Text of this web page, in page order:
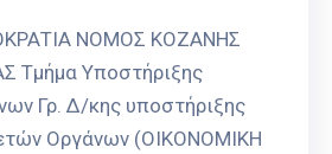
ΝΟΜΟΣ ΚΟΖΑΝΗΣ
Τμήμα Υποστήριξης
Γρ. Δ/κης υποστήριξης
Οργάνων (ΟΙΚΟΝΟΜΙΚΗ